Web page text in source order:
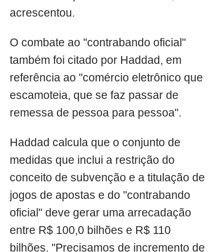
acrescentou.
O combate ao "contrabando oficial"
também foi citado por Haddad, em
referência ao "comércio eletrônico que
escamoteia, que se faz passar de
remessa de pessoa para pessoa".
Haddad calcula que o conjunto de
medidas que inclui a restrição do
conceito de subvenção e a titulação de
jogos de apostas e do "contrabando
oficial" deve gerar uma arrecadação
entre R$ 100,0 bilhões e R$ 110
bilhões. "Precisamos de incremento de